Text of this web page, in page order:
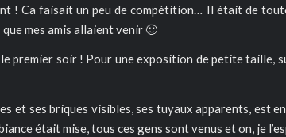
! Ca faisait un peu de compétition… Il était de
mes amis allaient venir 🙂
premier soir ! Pour une exposition de petite taille,
et ses briques visibles, ses tuyaux apparents, est
était mise, tous ces gens sont venus et on, je